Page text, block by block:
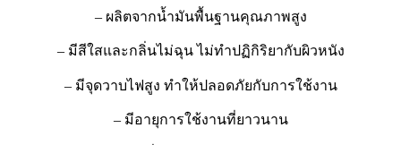
– ผลิตจากน้ำมันพื้นฐานคุณภาพสูง
– มีสีใสและกลิ่นไม่ฉุน ไม่ทำปฏิกิริยากับผิวหนัง
– มีจุดวาบไฟสูง ทำให้ปลอดภัยกับการใช้งาน
– มีอายุการใช้งานที่ยาวนาน